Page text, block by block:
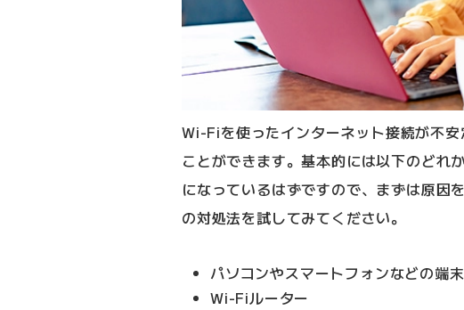
Wi-Fiを使ったインターネット接続が不
ことができます。基本的には以下のどれ
になっているはずですので、まずは原因
の対処法を試してみてください。
パソコンやスマートフォンなどの端末
Wi-Fiルーター